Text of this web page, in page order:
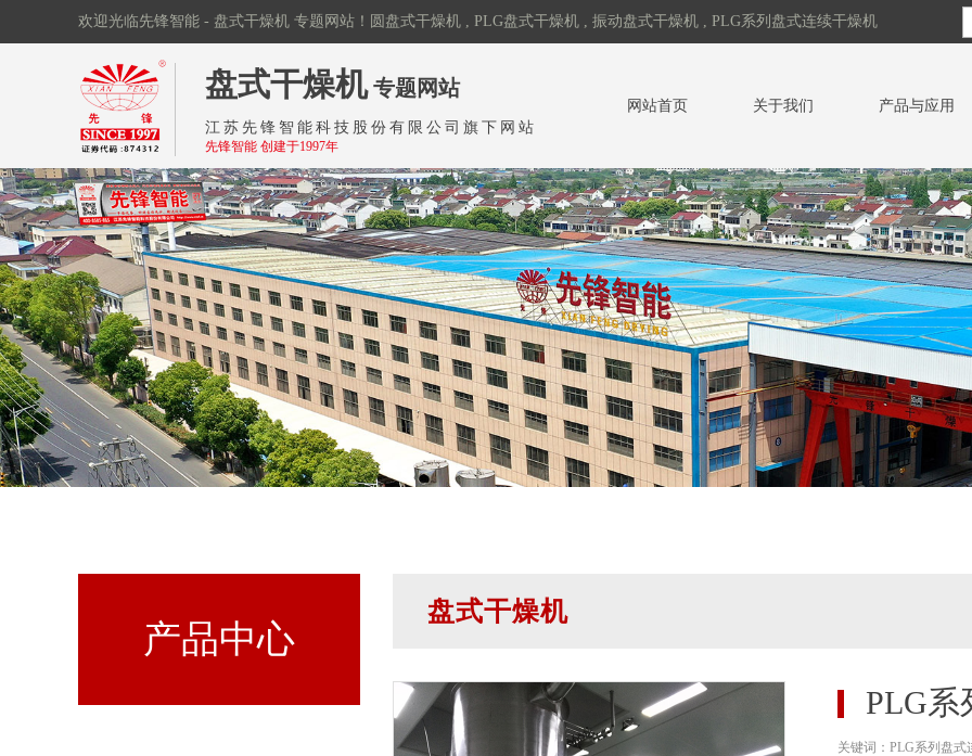
欢迎光临先锋智能 - 盘式干燥机 专题网站！圆盘式干燥机 , PLG盘式干燥机 , 振动盘式干燥机 , PLG系列盘式连续干燥机
江苏先锋智能
科技股份有限
盘式干燥机专题网站
江苏先锋智能科技股份有限公司旗下网站
先锋智能 创建于1997年
网站首页 关于我们 产品与应用
产品中心
盘式干燥机
PLG系
关键词：PLG系列盘式